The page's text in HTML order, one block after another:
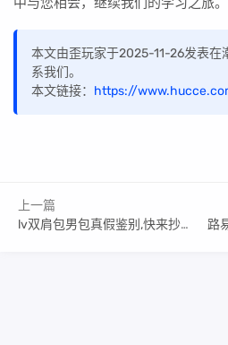
本文由歪玩家于2025-11-26发表在
系我们。
本文链接： https://
上一篇
lv双肩包男包真假鉴别,快来抄作业！
路